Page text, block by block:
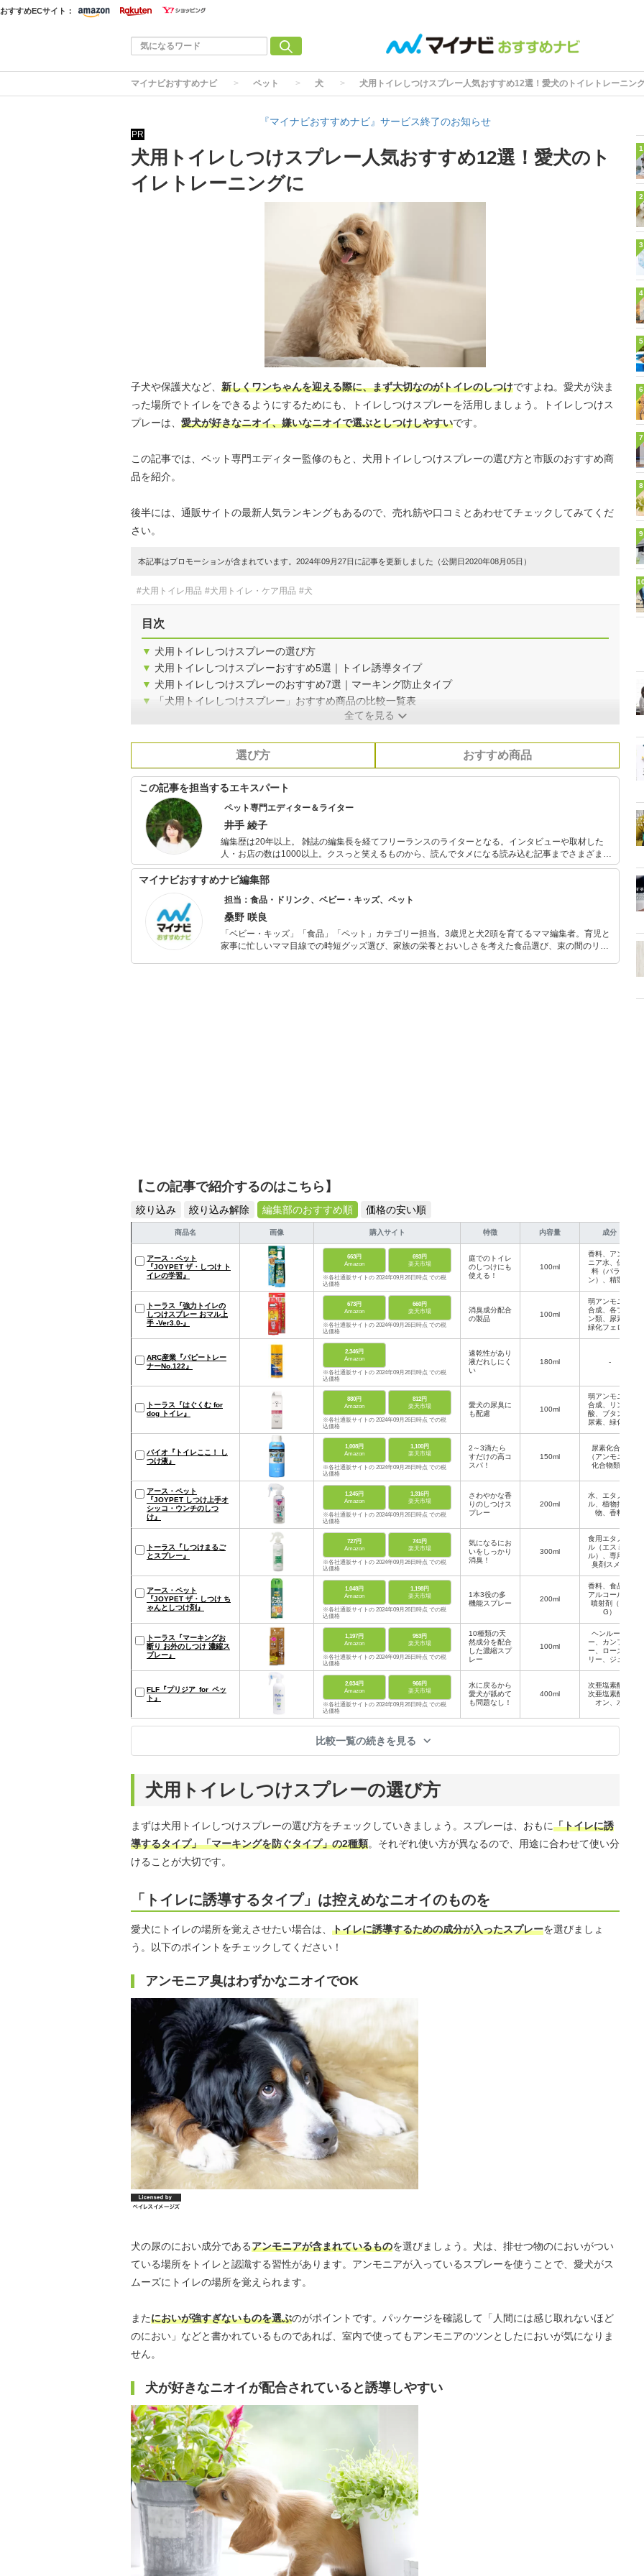
おすすめECサイト：
マイナビおすすめナビ ペット 犬 犬用トイレしつけスプレー人気おすすめ12選！愛犬のトイレトレーニン
『マイナビおすすめナビ』サービス終了のお知らせ
PR
犬用トイレしつけスプレー人気おすすめ12選！愛犬のト
イレトレーニングに
子犬や保護犬など、 新しくワンちゃんを迎える際に、まず大切なのがトイレのしつけですよね。愛犬が決ま
った場所でトイレをできるようにするためにも、トイレしつけスプレーを活用しましょう。トイレしつけス
プレーは、 愛犬が好きなニオイ、嫌いなニオイで選ぶとしつけしやすいです。
この記事では、ペット専門エディター監修のもと、犬用トイレしつけスプレーの選び方と市販のおすすめ商
品を紹介。
後半には、通販サイトの最新人気ランキングもあるので、売れ筋や口コミとあわせてチェックしてみてくだ
さい。
本記事はプロモーションが含まれています。2024年09月27日に記事を更新しました（公開日2020年08月05日）
#犬用トイレ用品 #犬用トイレ・ケア用品 #犬
目次
▼ 犬用トイレしつけスプレーの選び方
▼ 犬用トイレしつけスプレーおすすめ5選｜トイレ誘導タイプ
▼ 犬用トイレしつけスプレーのおすすめ7選｜マーキング防止タイプ
▼
「犬用トイレしつけスプレー」おすすめ商品の比較一覧表
全てを見る
選び方 おすすめ商品
この記事を担当するエキスパート
ペット専門エディター＆ライター
井手 綾子
編集歴は20年以上。 雑誌の編集長を経てフリーランスのライターとなる。インタビューや取材した
人・お店の数は1000以上。クスっと笑えるものから、読んでタメになる読み込む記事までさまざまな
記事を執筆している。 中でも、医療ものや動物関係が得意。今までに買ったことのある動物は、犬、
猫、鳩、インコ、ジュウシマツ、キジ、リス、ウサギ、カメ、鶏、ウシガエル、金魚、カタツムリ、
マイナビおすすめナビ編集部
担当：食品・ドリンク、ベビー・キッズ、ペット
桑野 咲良
「ベビー・キッズ」「食品」「ペット」カテゴリー担当。3歳児と犬2頭を育てるママ編集者。育児と
家事に忙しいママ目線での時短グッズ選び、家族の栄養とおいしさを考えた食品選び、束の間のリラ
【この記事で紹介するのはこちら】
絞り込み 絞り込み解除 編集部のおすすめ順 価格の安い順
商品名 画像 購入サイト 特徴 内容量 成分
アース・ペット
『JOYPET ザ・しつけ ト
イレの学習』
663円
Amazon
693円
楽天市場
※各社通販サイトの 2024年09月26日時点 での税
込価格
庭でのトイレ
のしつけにも
使える！
100ml
香料、アンモ
ニア水、保存
料（パラベ
ン）、精製水
トーラス『強力トイレの
しつけスプレー おマル上
手 -Ver3.0-』
673円
Amazon
660円
楽天市場
※各社通販サイトの 2024年09月26日時点 での税
込価格
消臭成分配合
の製品
100ml
弱アンモニア
合成、各プタ
ン類、尿素、
緑化フェロモ
交換水、専用
ARC産業『パピートレー
ナーNo.122』
2,346円
Amazon
※各社通販サイトの 2024年09月26日時点 での税
込価格
速乾性があり
液だれしにく
い
180ml -
トーラス『はぐくむ for
dog トイレ』
880円
Amazon
812円
楽天市場
※各社通販サイトの 2024年09月26日時点 での税
込価格
愛犬の尿臭に
も配慮
100ml
弱アンモニア
合成、リンゴ
酸、ブタン類
尿素、緑化フ
香酸エチル、
イオン水、ペ
ット専用消臭
バイオ『トイレここ！ し
つけ液』
1,008円
Amazon
1,100円
楽天市場
※各社通販サイトの 2024年09月26日時点 での税
込価格
2～3滴たら
すだけの高コ
スパ！
150ml
尿素化合液
（アンモニア
化合物類）
アース・ペット
『JOYPET しつけ上手オ
シッコ・ウンチのしつ
け』
1,245円
Amazon
1,316円
楽天市場
※各社通販サイトの 2024年09月26日時点 での税
込価格
さわやかな香
りのしつけス
プレー
200ml
水、エタノー
ル、植物抽出
物、香料
トーラス『しつけまるご
とスプレー』
727円
Amazon
741円
楽天市場
※各社通販サイトの 2024年09月26日時点 での税
込価格
気になるにお
いをしっかり
消臭！
300ml
食用エタノー
ル（エスミー
ル）、専用消
臭剤スメラ
デナトニウム
（食用苦
味）、植物抽
出乳酸ナトリ
ウム（保湿安
定剤） など
アース・ペット
『JOYPET ザ・しつけ ち
ゃんとしつけ剤』
1,048円
Amazon
1,198円
楽天市場
※各社通販サイトの 2024年09月26日時点 での税
込価格
1本3役の多
機能スプレー
200ml
香料、食品用
アルコール、
噴射剤（LP
G）
トーラス『マーキングお
断り お外のしつけ 濃縮ス
プレー』
1,197円
Amazon
953円
楽天市場
※各社通販サイトの 2024年09月26日時点 での税
込価格
10種類の天
然成分を配合
した濃縮スプ
レー
100ml
ヘンルーダ
ー、カンファ
ー、ローズマ
リー、ジュニ
ネラ、クロー
ブ、カッシ
ア、カプサイ
オレジン
FLF『プリジア for ペッ
ト』
2,034円
Amazon
966円
楽天市場
※各社通販サイトの 2024年09月26日時点 での税
込価格
水に戻るから
愛犬が舐めて
も問題なし！
400ml
次亜塩素酸、
次亜塩素酸イ
オン、水
比較一覧の続きを見る
犬用トイレしつけスプレーの選び方
まずは犬用トイレしつけスプレーの選び方をチェックしていきましょう。スプレーは、おもに「トイレに誘
導するタイプ」「マーキングを防ぐタイプ」の2種類。それぞれ使い方が異なるので、用途に合わせて使い分
けることが大切です。
「トイレに誘導するタイプ」は控えめなニオイのものを
愛犬にトイレの場所を覚えさせたい場合は、 トイレに誘導するための成分が入ったスプレーを選びましょ
う。以下のポイントをチェックしてください！
アンモニア臭はわずかなニオイでOK
犬の尿のにおい成分であるアンモニアが含まれているものを選びましょう。犬は、排せつ物のにおいがつい
ている場所をトイレと認識する習性があります。アンモニアが入っているスプレーを使うことで、愛犬がス
ムーズにトイレの場所を覚えられます。
またにおいが強すぎないものを選ぶのがポイントです。パッケージを確認して「人間には感じ取れないほど
のにおい」などと書かれているものであれば、室内で使ってもアンモニアのツンとしたにおいが気になりま
せん。
犬が好きなニオイが配合されていると誘導しやすい
1
2
3
4
5
6
7
8
9